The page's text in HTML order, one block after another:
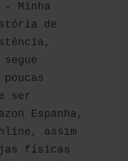
Minha
de
ser
Espanha,
assim
físicas